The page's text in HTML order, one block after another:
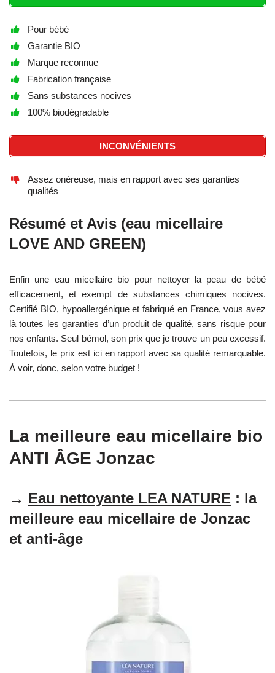
Pour bébé
Garantie BIO
Marque reconnue
Fabrication française
Sans substances nocives
100% biodégradable
INCONVÉNIENTS
Assez onéreuse, mais en rapport avec ses garanties
qualités
Résumé et Avis (eau micellaire
LOVE AND GREEN)
Enfin une eau micellaire bio pour nettoyer la peau de bébé
efficacement, et exempt de substances chimiques nocives.
Certifié BIO, hypoallergénique et fabriqué en France, vous avez
là toutes les garanties d’un produit de qualité, sans risque pour
nos enfants. Seul bémol, son prix que je trouve un peu excessif.
Toutefois, le prix est ici en rapport avec sa qualité remarquable.
À voir, donc, selon votre budget !
La meilleure eau micellaire bio
ANTI ÂGE Jonzac
→ Eau nettoyante LEA NATURE : la
meilleure eau micellaire de Jonzac
et anti-âge